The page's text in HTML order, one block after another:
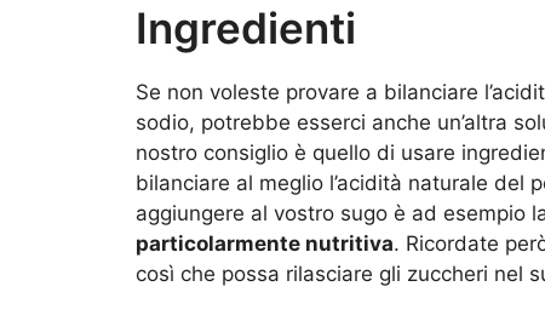
Ingredienti
Se non voleste provare a bilanciare
sodio, potrebbe esserci anche un’altra
nostro consiglio è quello di usare
bilanciare al meglio l’acidità naturale del
aggiungere al vostro sugo è ad esempio
particolarmente nutritiva. Ricordate
così che possa rilasciare gli zuccheri nel